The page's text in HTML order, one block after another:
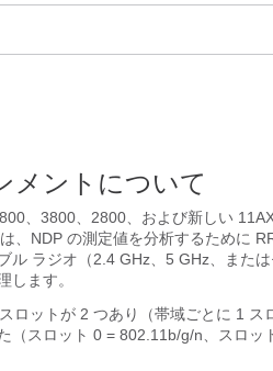
メントについて
、3800、2800、および新しい
、NDP の測定値を分析するために
ル ラジオ（2.4 GHz、5 GHz、また
します。
ットが 2 つあり（帯域ごとに 1 ス
（スロット 0 = 802.11b/g/n、スロッ